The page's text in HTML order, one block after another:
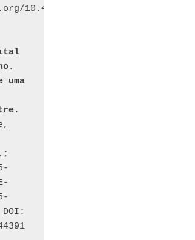
10.46391/ALCEU.v26.ed58.2026.528
uma
.